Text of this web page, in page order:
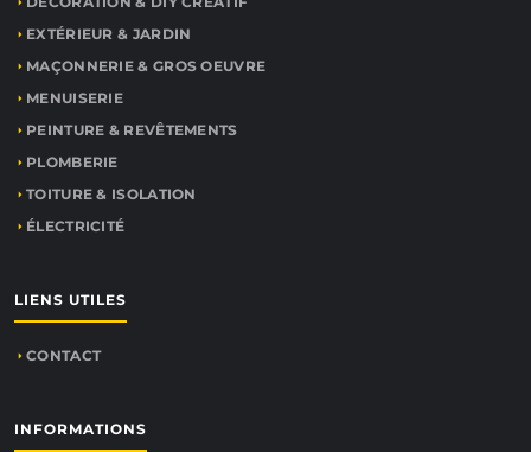
EXTÉRIEUR & JARDIN
MAÇONNERIE & GROS OEUVRE
MENUISERIE
PEINTURE & REVÊTEMENTS
PLOMBERIE
TOITURE & ISOLATION
ÉLECTRICITÉ
LIENS UTILES
CONTACT
INFORMATIONS